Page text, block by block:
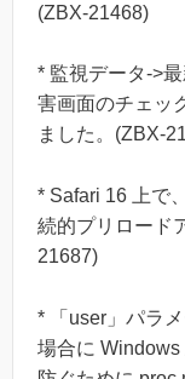
(ZBX-21468)
* 監視データ->
害画面のチェッ
ました。(ZBX-
* Safari 16 上で
続的プリロード
21687)
* 「user」パラ
場合に